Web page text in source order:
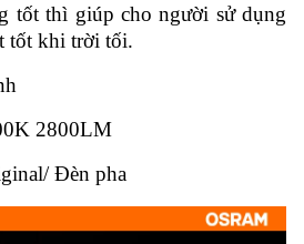
tốt thì giúp cho người sử dụng
tốt khi trời tối.
2800LM
Đèn pha